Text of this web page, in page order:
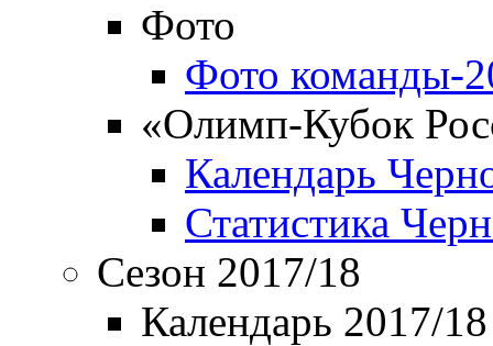
Фото
Фото команды-
«Олимп-Кубок
Календарь
Статистика
Сезон 2017/18
Календарь 2017/18